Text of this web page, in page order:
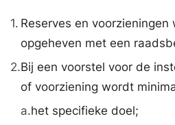
1. Reserves en
opgeheven met een
2.Bij een voorstel voor de
of voorziening wordt
a.het specifieke doel;